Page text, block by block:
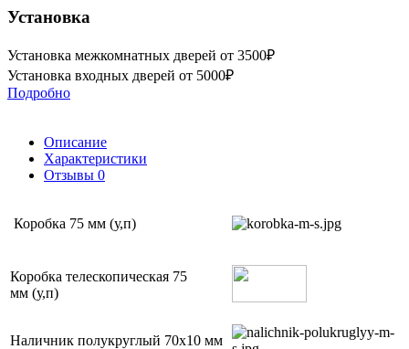
Установка
Установка межкомнатных дверей от 3500₽
Установка входных дверей от 5000₽
Подробно
Описание
Характеристики
Отзывы 0
Коробка 75 мм (у,п)
Коробка телескопическая 75
мм (у,п)
Наличник полукруглый 70х10 мм